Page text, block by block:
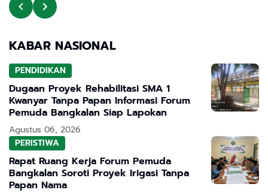
KABAR NASIONAL
PENDIDIKAN
Dugaan Proyek Rehabilitasi SMA 1
Kwanyar Tanpa Papan Informasi Forum
Pemuda Bangkalan Siap Lapokan
Agustus 06, 2026
PERISTIWA
Rapat Ruang Kerja Forum Pemuda
Bangkalan Soroti Proyek Irigasi Tanpa
Papan Nama